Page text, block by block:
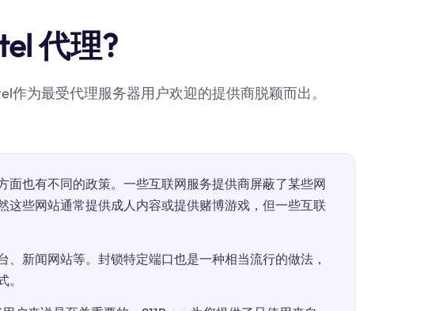
代理?
为最受代理服务器用户欢迎的提供商脱颖而出。
面也有不同的政策。一些互联网服务提供商屏蔽了某些网
这些网站通常提供成人内容或提供赌博游戏，但一些互联
新闻网站等。封锁特定端口也是一种相当流行的做法，